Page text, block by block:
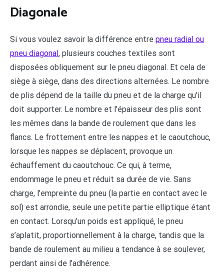
Diagonale
Si vous voulez savoir la différence entre pneu radial ou
pneu diagonal , plusieurs couches textiles sont
disposées obliquement sur le pneu diagonal. Et cela de
siège à siège, dans des directions alternées. Le nombre
de plis dépend de la taille du pneu et de la charge qu’il
doit supporter. Le nombre et l’épaisseur des plis sont
les mêmes dans la bande de roulement que dans les
flancs. Le frottement entre les nappes et le caoutchouc,
lorsque les nappes se déplacent, provoque un
échauffement du caoutchouc. Ce qui, à terme,
endommage le pneu et réduit sa durée de vie. Sans
charge, l’empreinte du pneu (la partie en contact avec le
sol) est arrondie, seule une petite partie elliptique étant
en contact. Lorsqu’un poids est appliqué, le pneu
s’aplatit, proportionnellement à la charge, tandis que la
bande de roulement au milieu a tendance à se soulever,
perdant ainsi de l’adhérence.